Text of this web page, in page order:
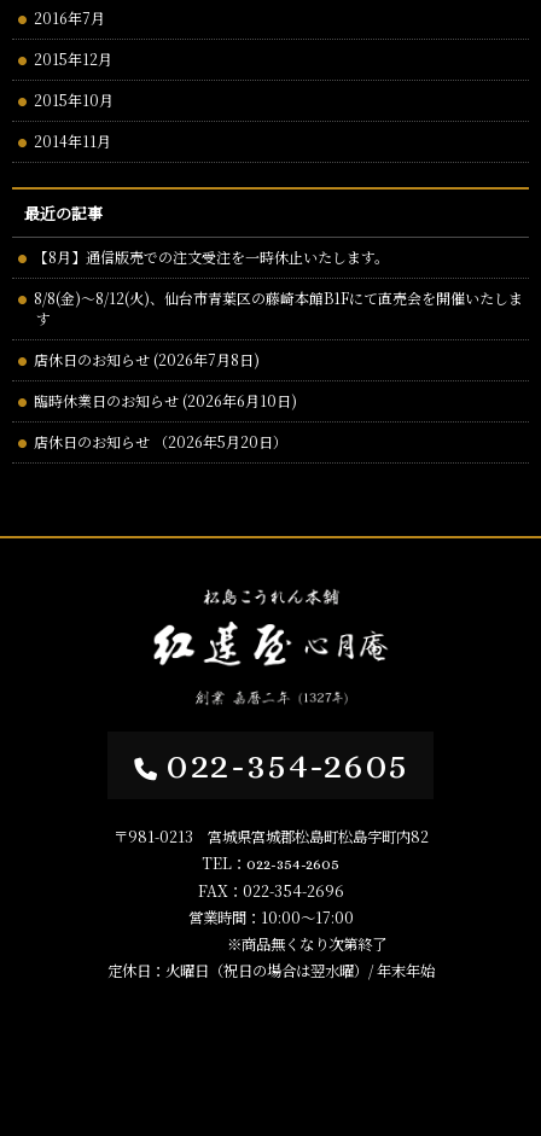
2016年7月
2015年12月
2015年10月
2014年11月
最近の記事
【8月】通信版売での注文受注を一時休止いたします。
8/8(金)～8/12(火)、仙台市青葉区の藤崎本館B1Fにて直売会を開催いたしま
す
店休日のお知らせ (2026年7月8日)
臨時休業日のお知らせ (2026年6月10日)
店休日のお知らせ （2026年5月20日）
022-354-2605
〒981-0213 宮城県宮城郡松島町松島字町内82
TEL： 022-354-2605
FAX：022-354-2696
営業時間：10:00～17:00
※商品無くなり次第終了
定休日：火曜日（祝日の場合は翌水曜）/ 年末年始